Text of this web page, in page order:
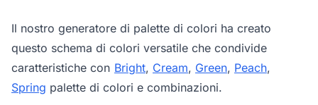
Il nostro generatore di palette di colori ha creato
questo schema di colori versatile che condivide
caratteristiche con Bright, Cream, Green, Peach,
Spring palette di colori e combinazioni.